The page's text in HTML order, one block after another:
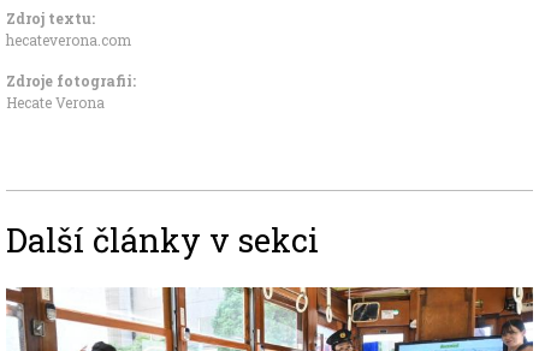
Zdroj textu:
hecateverona.com
Zdroje fotografii:
Hecate Verona
Další články v sekci
Image